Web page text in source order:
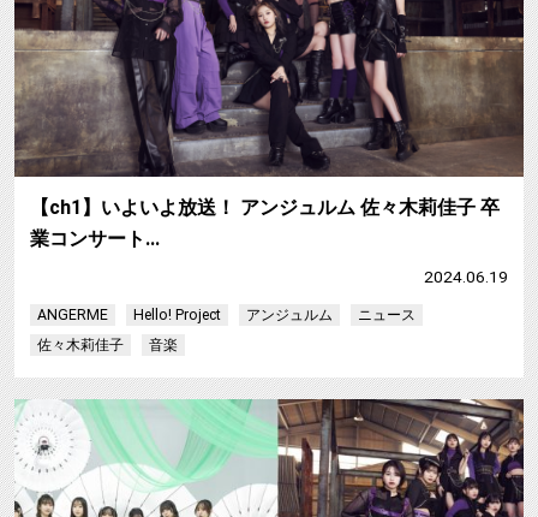
【ch1】いよいよ放送！ アンジュルム 佐々木莉佳子 卒
業コンサート…
2024.06.19
ANGERME Hello! Project アンジュルム
ニュース
佐々木莉佳子
音楽